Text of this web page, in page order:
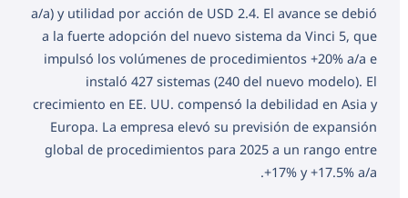
a/a) y utilidad por acción de USD 2.4. El avance se debió
a la fuerte adopción del nuevo sistema da Vinci 5, que
impulsó los volúmenes de procedimientos +20% a/a e
instaló 427 sistemas (240 del nuevo modelo). El
crecimiento en EE. UU. compensó la debilidad en Asia y
Europa. La empresa elevó su previsión de expansión
global de procedimientos para 2025 a un rango entre
+17% y +17.5% a/a.